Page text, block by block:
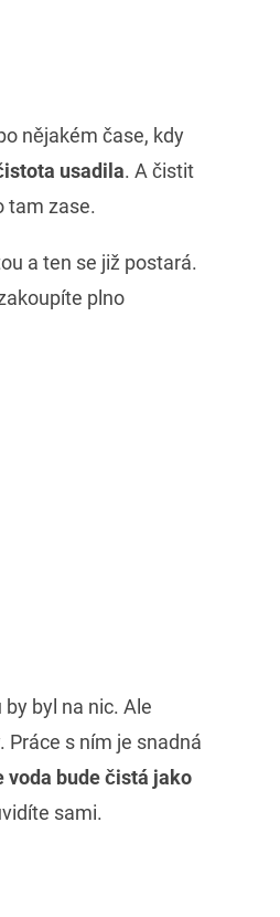
nějakém čase, kdy
usadila. A čistit
tam zase.
a ten se již postará.
plno
byl na nic. Ale
Práce s ním je snadná
voda bude čistá jako
sami.